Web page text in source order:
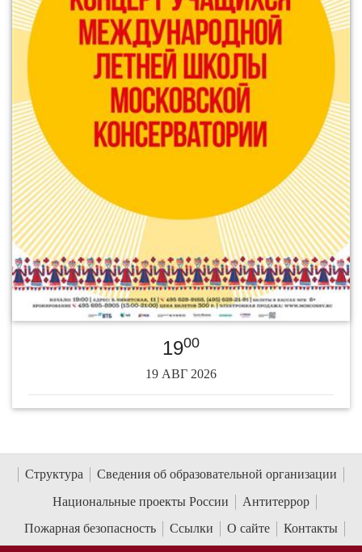
1900
19 АВГ 2026
Структура
Сведения об образовательной организации
Национальные проекты России
Антитеррор
Пожарная безопасность
Ссылки О сайте Контакты